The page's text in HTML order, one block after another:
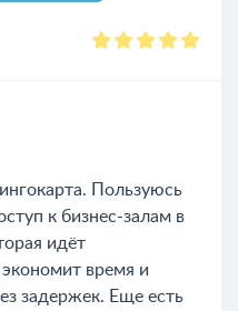
Пользуюсь
к бизнес-залам в
идёт
время и
задержек. Еще есть